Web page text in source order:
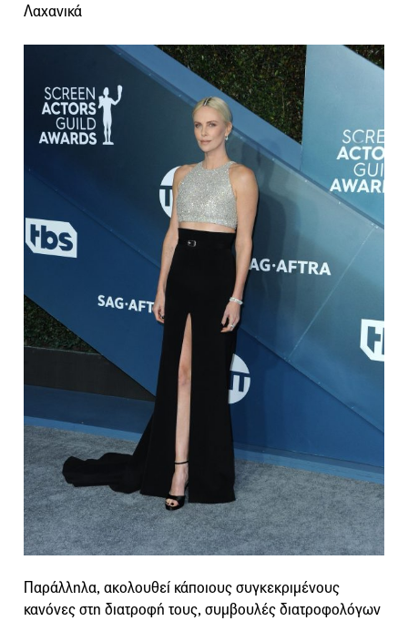
Λαχανικά
Παράλληλα, ακολουθεί κάποιους συγκεκριμένους
κανόνες στη διατροφή τους, συμβουλές διατροφολόγων